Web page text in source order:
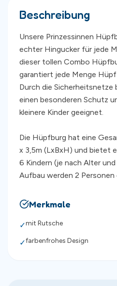
Beschreibung
Unsere Prinzessinnen
echter Hingucker für jede
dieser tollen Combo
garantiert jede Menge
Durch die
einen besonderen Schutz
kleinere Kinder geeignet.
Die Hüpfburg hat eine
x 3,5m (LxBxH) und bietet
6 Kindern (je nach Alter
Aufbau werden 2 Personen
Merkmale
✓mit Rutsche
✓farbenfrohes Design